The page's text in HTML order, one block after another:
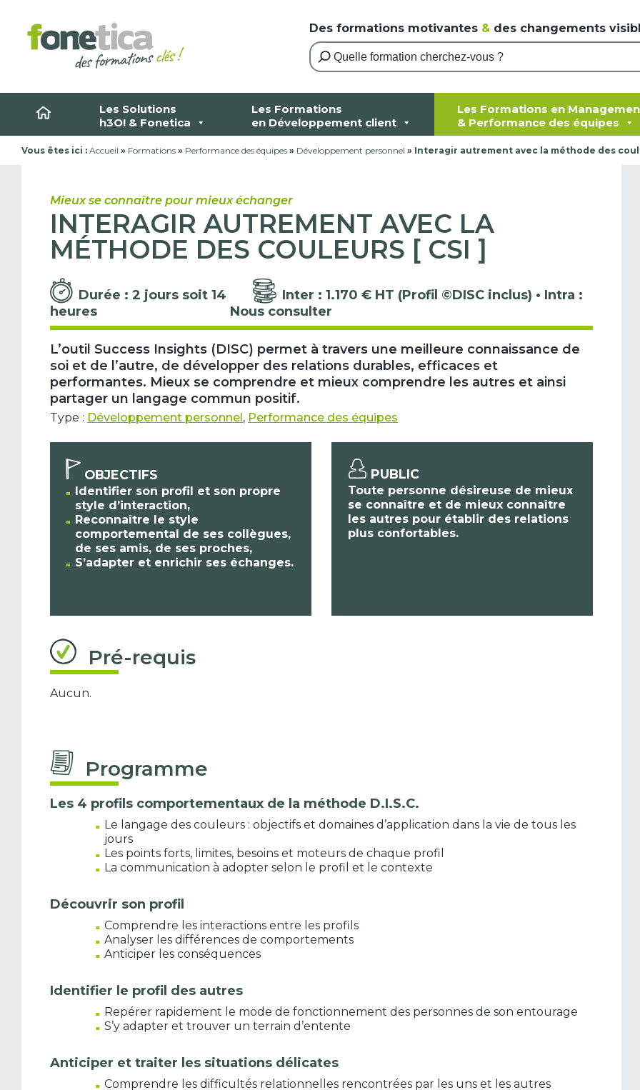
content
Des formations motivantes & des changements
Les Solutions
h3O! & Fonetica
Les Formations
en Développement client
Les Formations en
& Performance des équipes
Vous êtes ici : Accueil » Formations » Performance des équipes » Développement personnel » Interagir autrement avec la méthode des
Mieux se connaître pour mieux échanger
INTERAGIR AUTREMENT AVEC LA
MÉTHODE DES COULEURS [ CSI ]
Durée : 2 jours soit 14
heures
Inter : 1.170 € HT (Profil ©DISC inclus) • Intra :
Nous consulter
L’outil Success Insights (DISC) permet à travers une meilleure connaissance de
soi et de l’autre, de développer des relations durables, efficaces et
performantes. Mieux se comprendre et mieux comprendre les autres et ainsi
partager un langage commun positif.
Type : Développement personnel , Performance des équipes
OBJECTIFS
Identifier son profil et son propre
style d’interaction,
Reconnaître le style
comportemental de ses collègues,
de ses amis, de ses proches,
S’adapter et enrichir ses échanges.
PUBLIC
Toute personne désireuse de mieux
se connaître et de mieux connaître
les autres pour établir des relations
plus confortables.
Pré-requis
Aucun.
Programme
Les 4 profils comportementaux de la méthode D.I.S.C.
Le langage des couleurs : objectifs et domaines d’application dans la vie de tous les
jours
Les points forts, limites, besoins et moteurs de chaque profil
La communication à adopter selon le profil et le contexte
Découvrir son profil
Comprendre les interactions entre les profils
Analyser les différences de comportements
Anticiper les conséquences
Identifier le profil des autres
Repérer rapidement le mode de fonctionnement des personnes de son entourage
S’y adapter et trouver un terrain d’entente
Anticiper et traiter les situations délicates
Comprendre les difficultés relationnelles rencontrées par les uns et les autres